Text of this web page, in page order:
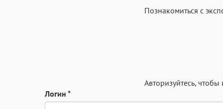
Познакомиться с
Авторизуйтесь, чтобы
Логин *